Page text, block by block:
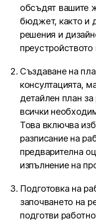
обсъдят вашите
бюджет, както и
решения и
Създаване на
консултацията,
детайлен план
всички
Това включва
разписание на
предварителна
изпълнение на
Подготовка на
започването на
подготви